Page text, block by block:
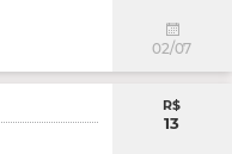
02/07
R$
13